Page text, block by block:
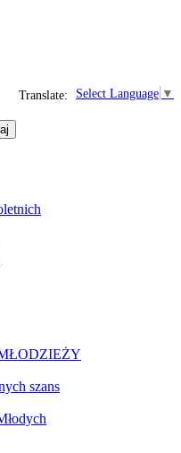
Select Language ▼
Translate:
szans